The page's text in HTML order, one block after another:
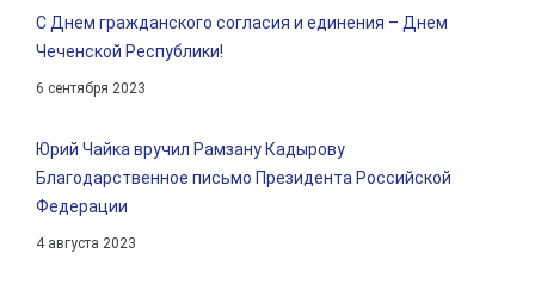
C Днем гражданского согласия и единения – Днем
Чеченской Республики!
6 сентября 2023
Юрий Чайка вручил Рамзану Кадырову
Благодарственное письмо Президента Российской
Федерации
4 августа 2023